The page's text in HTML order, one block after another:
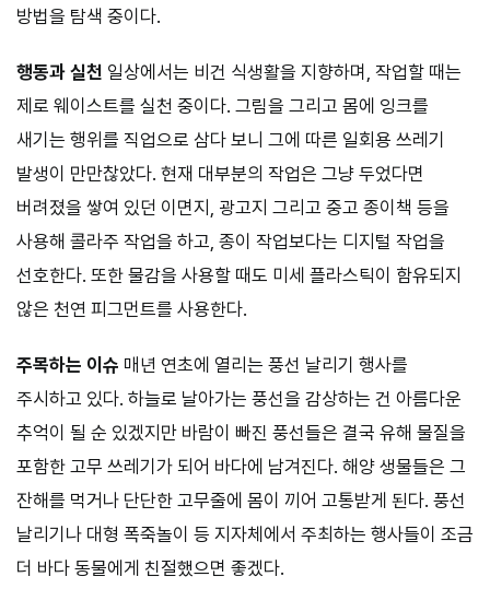
방법을 탐색 중이다.
행동과 실천 일상에서는 비건 식생활을 지향하며, 작업할 때는
제로 웨이스트를 실천 중이다. 그림을 그리고 몸에 잉크를
새기는 행위를 직업으로 삼다 보니 그에 따른 일회용 쓰레기
발생이 만만찮았다. 현재 대부분의 작업은 그냥 두었다면
버려졌을 쌓여 있던 이면지, 광고지 그리고 중고 종이책 등을
사용해 콜라주 작업을 하고, 종이 작업보다는 디지털 작업을
선호한다. 또한 물감을 사용할 때도 미세 플라스틱이 함유되지
않은 천연 피그먼트를 사용한다.
주목하는 이슈 매년 연초에 열리는 풍선 날리기 행사를
주시하고 있다. 하늘로 날아가는 풍선을 감상하는 건 아름다운
추억이 될 순 있겠지만 바람이 빠진 풍선들은 결국 유해 물질을
포함한 고무 쓰레기가 되어 바다에 남겨진다. 해양 생물들은 그
잔해를 먹거나 단단한 고무줄에 몸이 끼어 고통받게 된다. 풍선
날리기나 대형 폭죽놀이 등 지자체에서 주최하는 행사들이 조금
더 바다 동물에게 친절했으면 좋겠다.